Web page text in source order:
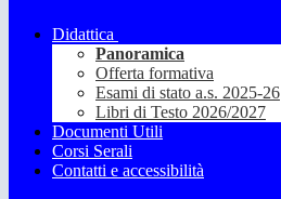
Didattica
Panoramica
Offerta formativa
Esami di stato a.s. 2025-26
Libri di Testo 2026/2027
Documenti Utili
Corsi Serali
Contatti e accessibilità